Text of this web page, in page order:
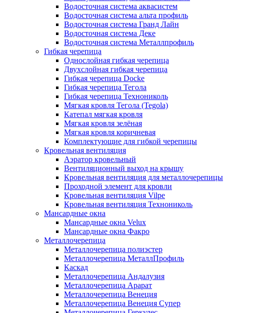
Водосточная система аквасистем
Водосточная система альта профиль
Водосточная система Гранд Лайн
Водосточная система Деке
Водосточная система Металлпрофиль
Гибкая черепица
Однослойная гибкая черепица
Двухслойная гибкая черепица
Гибкая черепица Docke
Гибкая черепица Тегола
Гибкая черепица Технониколь
Мягкая кровля Тегола (Tegola)
Катепал мягкая кровля
Мягкая кровля зелёная
Мягкая кровля коричневая
Комплектующие для гибкой черепицы
Кровельная вентиляция
Аэратор кровельный
Вентиляционный выход на крышу
Кровельная вентиляция для металлочерепицы
Проходной элемент для кровли
Кровельная вентиляция Vilpe
Кровельная вентиляция Технониколь
Мансардные окна
Мансардные окна Velux
Мансардные окна Факро
Металлочерепица
Металлочерепица полиэстер
Металлочерепица МеталлПрофиль
Каскад
Металлочерепица Андалузия
Металлочерепица Арарат
Металлочерепица Венеция
Металлочерепица Венеция Супер